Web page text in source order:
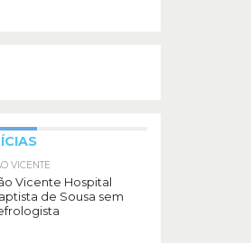
VICENTE
Vicente Hospital
de Sousa sem